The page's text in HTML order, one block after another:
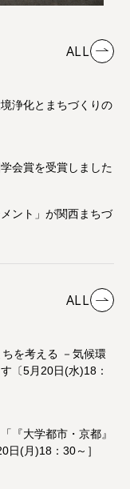
ALL
浄化とまちづくりの
会賞を受賞しました
ント」が関西まちづ
ALL
を考える －気候環
〔5月20日(水)18：
『大学都市・京都』
日(月)18：30～］